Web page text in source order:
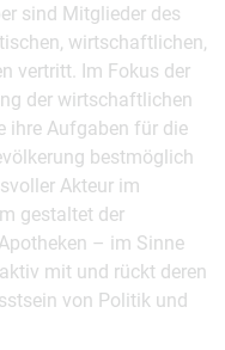
sind Mitglieder des
wirtschaftlichen,
vertritt. Im Fokus der
der wirtschaftlichen
ihre Aufgaben für die
bestmöglich
Akteur im
gestaltet der
– im Sinne
mit und rückt deren
von Politik und